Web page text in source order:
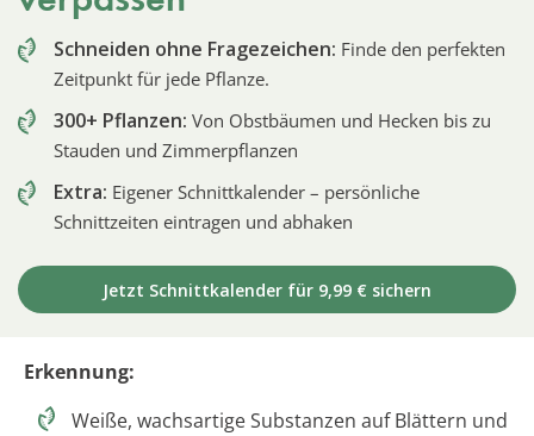
Schneiden ohne Fragezeichen: Finde den perfekten
Zeitpunkt für jede Pflanze.
300+ Pflanzen: Von Obstbäumen und Hecken bis zu
Stauden und Zimmerpflanzen
Extra: Eigener Schnittkalender – persönliche
Schnittzeiten eintragen und abhaken
Jetzt Schnittkalender für 9,99 € sichern
Erkennung:
Weiße, wachsartige Substanzen auf Blättern und